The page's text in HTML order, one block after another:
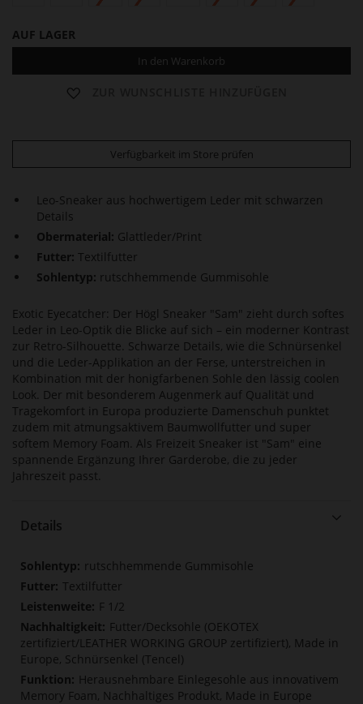
AUF LAGER
In den Warenkorb
Verfügbarkeit im Store prüfen
Leo-Sneaker aus hochwertigem Leder mit schwarzen
Details
Obermaterial: Glattleder/Print
Futter: Textilfutter
Sohlentyp: rutschhemmende Gummisohle
Exotic Eyecatcher: Der Högl Sneaker "Sam" zieht durch softes
Leder in Leo-Optik die Blicke auf sich – ein moderner Kontrast
zur Retro-Silhouette. Schwarze Details, wie die Schnürsenkel
und die Leder-Applikation an der Ferse, unterstreichen in
Kombination mit der honigfarbenen Sohle den lässig coolen
Look. Der mit besonderem Augenmerk auf Qualität und
Tragekomfort in Europa produzierte Damenschuh punktet
zudem mit atmungsaktivem Baumwollfutter und super
softem Memory Foam. Als Freizeit Sneaker ist "Sam" eine
spannende Ergänzung Ihrer Garderobe, die zu jeder
Jahreszeit passt.
Details
Mehr
Informationen
rutschhemmende Gummisohle
Textilfutter
F 1/2
Futter/Decksohle (OEKOTEX
zertifiziert/LEATHER WORKING GROUP zertifiziert), Made in
Europe, Schnürsenkel (Tencel)
Herausnehmbare Einlegesohle aus innovativem
Memory Foam, Nachhaltiges Produkt, Made in Europe